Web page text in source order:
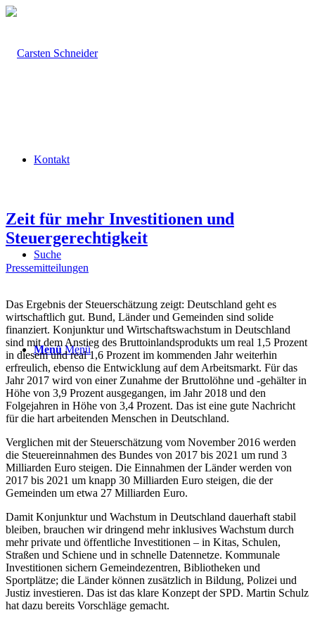
Kontakt
Suche
Menü Menü
Zeit für mehr Investitionen und
Steuergerechtigkeit
Pressemitteilungen
Das Ergebnis der Steuerschätzung zeigt: Deutschland geht es
wirtschaftlich gut. Bund, Länder und Gemeinden sind solide
finanziert. Konjunktur und Wirtschaftswachstum in Deutschland
sind mit dem Anstieg des Bruttoinlandsprodukts um real 1,5 Prozent
in diesem und real 1,6 Prozent im kommenden Jahr weiterhin
erfreulich, ebenso die Entwicklung auf dem Arbeitsmarkt. Für das
Jahr 2017 wird von einer Zunahme der Bruttolöhne und -gehälter in
Höhe von 3,9 Prozent ausgegangen, im Jahr 2018 und den
Folgejahren in Höhe von 3,4 Prozent. Das ist eine gute Nachricht
für die hart arbeitenden Menschen in Deutschland.
Verglichen mit der Steuerschätzung vom November 2016 werden
die Steuereinnahmen des Bundes von 2017 bis 2021 um rund 3
Milliarden Euro steigen. Die Einnahmen der Länder werden von
2017 bis 2021 um knapp 30 Milliarden Euro steigen, die der
Gemeinden um etwa 27 Milliarden Euro.
Damit Konjunktur und Wachstum in Deutschland dauerhaft stabil
bleiben, brauchen wir dringend mehr inklusives Wachstum durch
mehr private und öffentliche Investitionen – in Kitas, Schulen,
Straßen und Schiene und in schnelle Datennetze. Kommunale
Investitionen sichern Gemeindezentren, Bibliotheken und
Sportplätze; die Länder können zusätzlich in Bildung, Polizei und
Justiz investieren. Das ist das klare Konzept der SPD. Martin Schulz
hat dazu bereits Vorschläge gemacht.